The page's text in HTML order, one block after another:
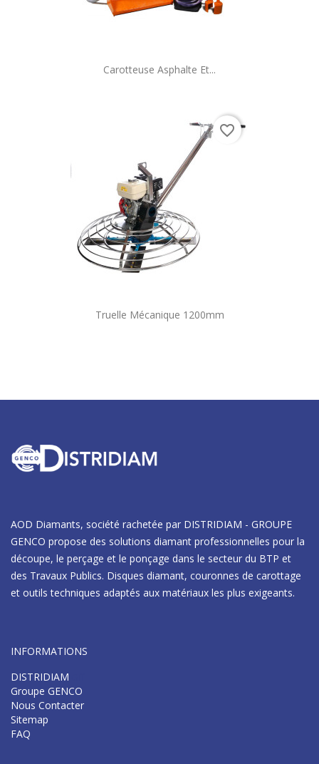
Carotteuse Asphalte Et...
Truelle Mécanique 1200mm
favorite_border
AOD Diamants, société rachetée par DISTRIDIAM - GROUPE
GENCO propose des solutions diamant professionnelles pour la
découpe, le perçage et le ponçage dans le secteur du BTP et
des Travaux Publics. Disques diamant, couronnes de carottage
et outils techniques adaptés aux matériaux les plus exigeants.
INFORMATIONS
DISTRIDIAM
Groupe GENCO
Nous Contacter
Sitemap
FAQ